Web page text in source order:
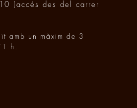
(accés des del carrer
amb un màxim de 3
h.